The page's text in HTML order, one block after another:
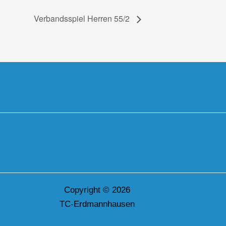
Verbandsspiel Herren 55/2
Copyright © 2026
TC-Erdmannhausen